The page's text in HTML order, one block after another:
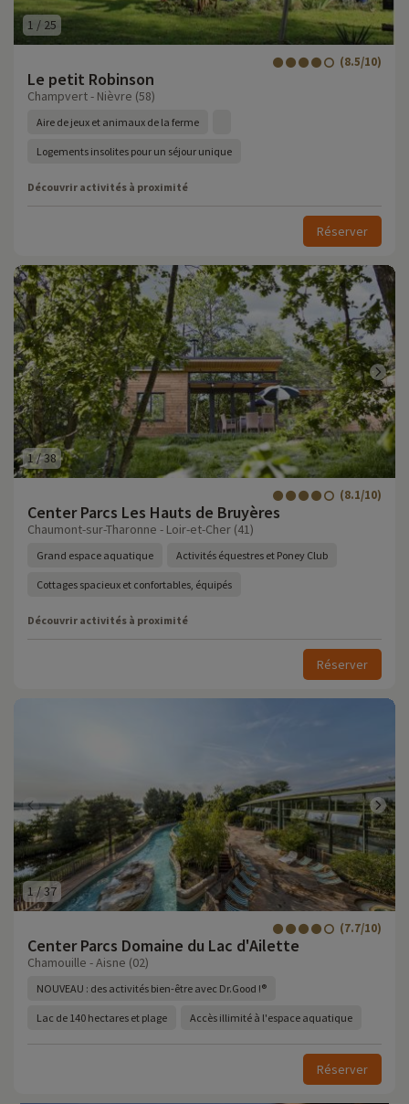
1 / 25
Le petit Robinson
(8.5/10)
Champvert - Nièvre (58)
Aire de jeux et animaux de la ferme
Logements insolites pour un séjour unique
Découvrir activités à proximité
Réserver
1/38
Center Parcs Les Hauts de Bruyères
(8.1/10)
Chaumont-sur-Tharonne - Loir-et-Cher (41)
Grand espace aquatique Activités équestres et Poney Club
Cottages spacieux et confortables, équipés
Découvrir activités à proximité
Réserver
1 /37
Center Parcs Domaine du Lac d'Ailette
(7.7/10)
Chamouille - Aisne (02)
NOUVEAU : des activités bien-être avec Dr.Good !®
Lac de 140 hectares et plage Accès illimité à l'espace aquatique
Réserver